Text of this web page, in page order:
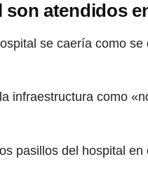
atendidos
se caería como
infraestructura como
pasillos del hospital